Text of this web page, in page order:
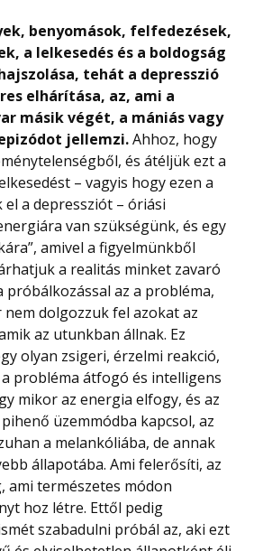
benyomások, felfedezések,
a lelkesedés és a boldogság
tehát a depresszió
elhárítása, az, ami a
másik végét, a mániás vagy
jellemzi.Ahhoz, hogy
és átéljük ezt a
– vagyis hogy ezen a
a depressziót – óriási
van szükségünk, és egy
amivel a figyelmünkből
a realitás minket zavaró
próbálkozással az a probléma,
dolgozzuk fel azokat az
az utunkban állnak. Ez
olyan zsigeri, érzelmi reakció,
probléma átfogó és intelligens
mikor az energia elfogy, és az
üzemmódba kapcsol, az
a melankóliába, de annak
állapotába. Ami felerősíti, az
ami természetes módon
hoz létre. Ettől pedig
szabadulni próbál az, aki ezt